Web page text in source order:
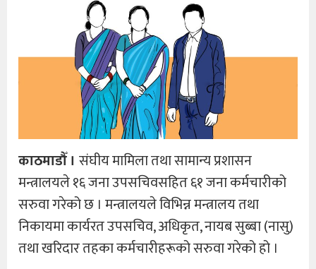
काठमाडौँ । संघीय मामिला तथा सामान्य प्रशासन
मन्त्रालयले १६ जना उपसचिवसहित ६१ जना कर्मचारीको
सरुवा गरेको छ । मन्त्रालयले विभिन्न मन्त्रालय तथा
निकायमा कार्यरत उपसचिव, अधिकृत, नायब सुब्बा (नासु)
तथा खरिदार तहका कर्मचारीहरूको सरुवा गरेको हो ।